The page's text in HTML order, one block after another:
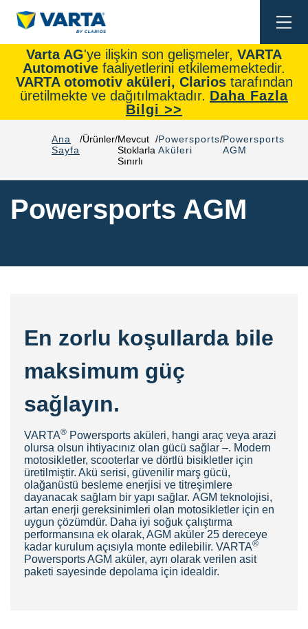
Varta AG'ye ilişkin son gelişmeler, VARTA
Automotive faaliyetlerini etkilememektedir.
VARTA otomotiv aküleri, Clarios tarafından
üretilmekte ve dağıtılmaktadır. Daha Fazla
Bilgi >>
Ana
Sayfa
Ürünler Mevcut
Stoklarla
Sınırlı
Powersports
Aküleri
Powersports
AGM
Powersports AGM
En zorlu koşullarda bile
maksimum güç
sağlayın.
VARTA® Powersports aküleri, hangi araç veya arazi
olursa olsun ihtiyacınız olan gücü sağlar –. Modern
motosikletler, scooterlar ve dörtlü bisikletler için
üretilmiştir. Akü serisi, güvenilir marş gücü,
olağanüstü besleme enerjisi ve titreşimlere
dayanacak sağlam bir yapı sağlar. AGM teknolojisi,
artan enerji gereksinimleri olan motosikletler için en
uygun çözümdür. Daha iyi soğuk çalıştırma
performansına ek olarak, AGM aküler 25 dereceye
kadar kurulum açısıyla monte edilebilir. VARTA®
Powersports AGM aküler, ayrı olarak verilen asit
paketi sayesinde depolama için idealdir.